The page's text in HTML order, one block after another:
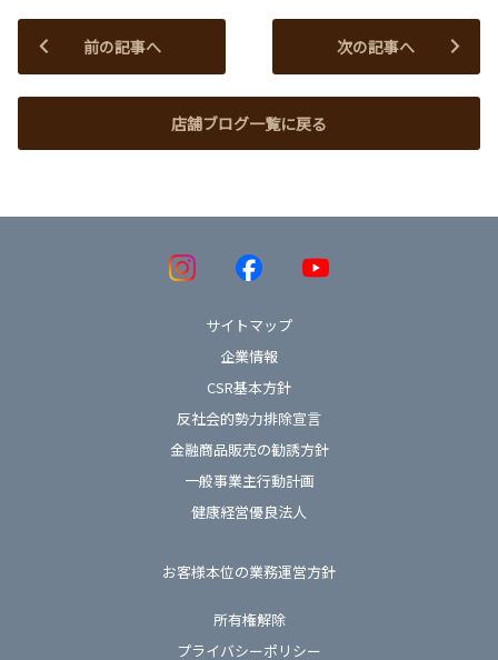
前の記事へ
店舗ブログ一覧に戻る
次の記事へ
サイトマップ
企業情報
CSR基本方針
反社会的勢力排除宣言
金融商品販売の勧誘方針
一般事業主行動計画
健康経営優良法人
お客様本位の業務運営方針
所有権解除
プライバシーポリシー